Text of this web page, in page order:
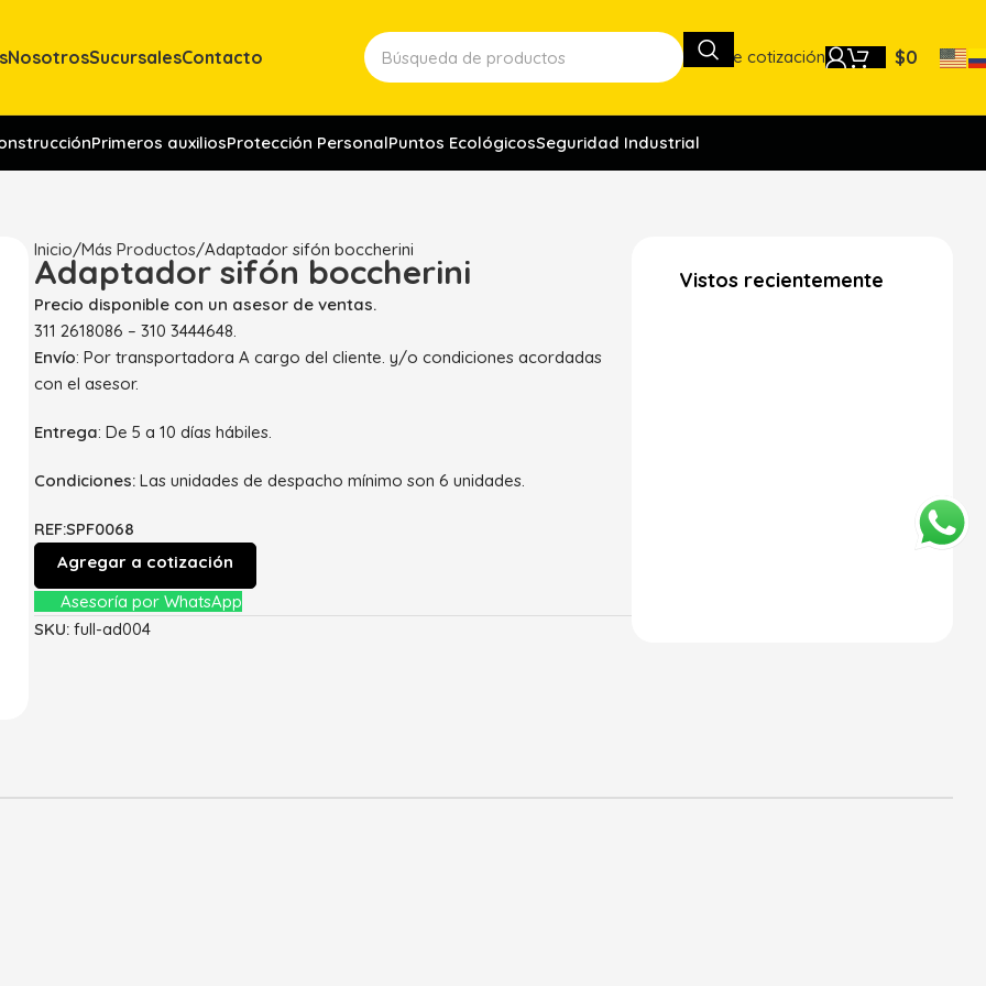
NosotrosSucursalesContacto Lista de cotización $0
Primeros auxiliosProtección PersonalPuntos EcológicosSeguridad Industrial
Inicio Más Productos Adaptador sifón boccherini
Adaptador sifón boccherini
Precio disponible con un asesor de ventas.
311 2618086 – 310 3444648.
Envío: Por transportadora A cargo del cliente. y/o condiciones acordadas
con el asesor.
Entrega: De 5 a 10 días hábiles.
Condiciones: Las unidades de despacho mínimo son 6 unidades.
REF:SPF0068
Agregar a cotización
Asesoría por WhatsApp
SKU:full-ad004
Vistos recientemente